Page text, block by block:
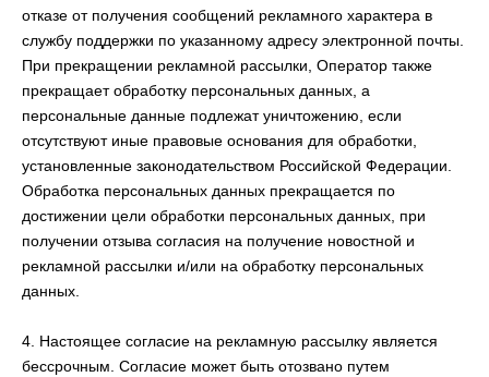
отказе от получения сообщений рекламного характера в
службу поддержки по указанному адресу электронной почты.
При прекращении рекламной рассылки, Оператор также
прекращает обработку персональных данных, а
персональные данные подлежат уничтожению, если
отсутствуют иные правовые основания для обработки,
установленные законодательством Российской Федерации.
Обработка персональных данных прекращается по
достижении цели обработки персональных данных, при
получении отзыва согласия на получение новостной и
рекламной рассылки и/или на обработку персональных
данных.
4. Настоящее согласие на рекламную рассылку является
бессрочным. Согласие может быть отозвано путем